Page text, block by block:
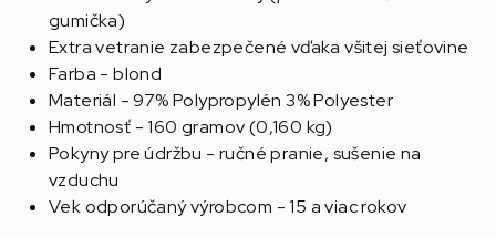
gumička)
Extra vetranie zabezpečené vďaka všitej sieťovine
Farba - blond
Materiál - 97% Polypropylén 3% Polyester
Hmotnosť - 160 gramov (0,160 kg)
Pokyny pre údržbu - ručné pranie, sušenie na
vzduchu
Vek odporúčaný výrobcom - 15 a viac rokov